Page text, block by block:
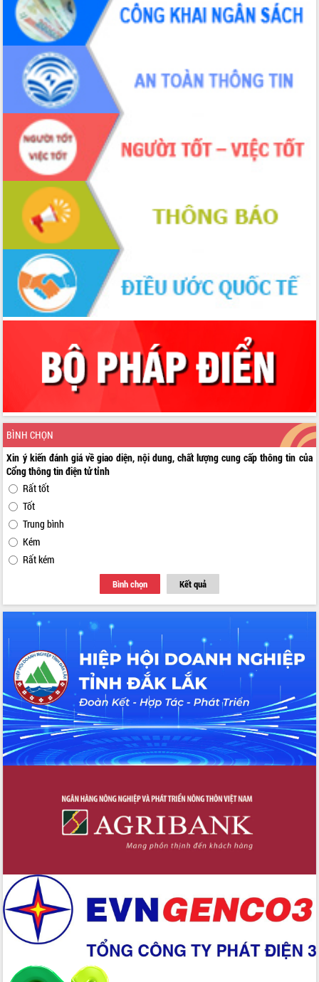
BÌNH CHỌN
Xin ý kiến đánh giá về giao diện, nội dung, chất lượng cung cấp thông tin của
Cổng thông tin điện tử tỉnh
Rất tốt
Tốt
Trung bình
Kém
Rất kém
Bình chọn Kết quả